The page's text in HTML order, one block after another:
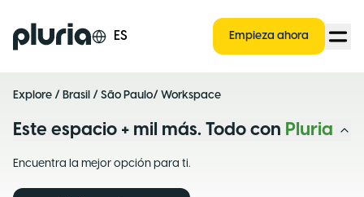
Logo Pluria ES Empieza ahora
Explore / Brasil / São Paulo/ Workspace
Este espacio + mil más. Todo con Pluria
Encuentra la mejor opción para ti.